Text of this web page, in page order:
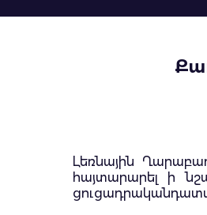
Լեռնային
հայտարարել ի